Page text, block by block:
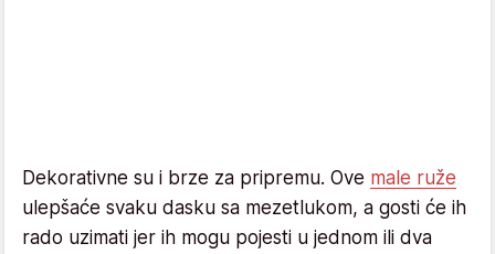
Dekorativne su i brze za pripremu. Ove male ruže
ulepšaće svaku dasku sa mezetlukom, a gosti će ih
rado uzimati jer ih mogu pojesti u jednom ili dva